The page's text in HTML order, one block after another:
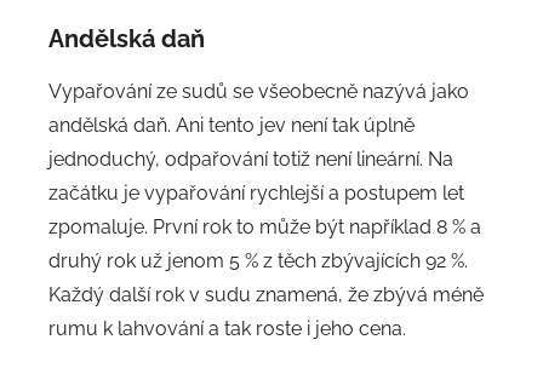
Andělská daň
Vypařování ze sudů se všeobecně nazývá jako
andělská daň. Ani tento jev není tak úplně
jednoduchý, odpařování totiž není lineární. Na
začátku je vypařování rychlejší a postupem let
zpomaluje. První rok to může být například 8 % a
druhý rok už jenom 5 % z těch zbývajících 92 %.
Každý další rok v sudu znamená, že zbývá méně
rumu k lahvování a tak roste i jeho cena.